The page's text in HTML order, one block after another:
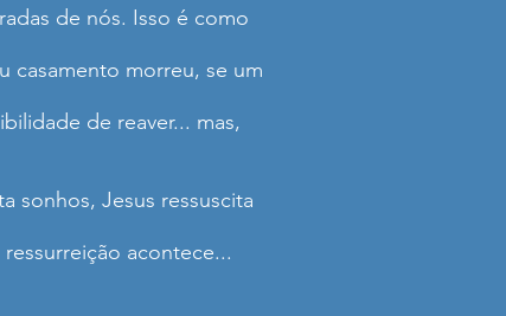
de nós. Isso é como
casamento morreu, se um
de reaver... mas,
sonhos, Jesus ressuscita
acontece...